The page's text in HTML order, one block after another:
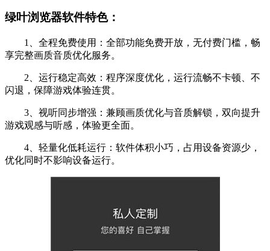
绿叶浏览器软件特色：
1、全程免费使用：全部功能免费开放，无付费门槛，畅
享完整画质音质优化服务。
2、运行稳定高效：程序深度优化，运行流畅不卡顿、不
闪退，保障游戏体验连贯。
3、视听同步增强：兼顾画质优化与音质解锁，双向提升
游戏观感与听感，体验更全面。
4、轻量化低耗运行：软件体积小巧，占用设备资源少，
优化同时不影响设备运行。